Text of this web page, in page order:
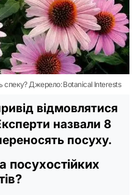
спеку? Джерело: Botanical Interests
відмовлятися
назвали 8
посуху.
посухостійких